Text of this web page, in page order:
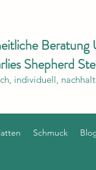
Beratung
Shepherd
individuell,
Schmuck